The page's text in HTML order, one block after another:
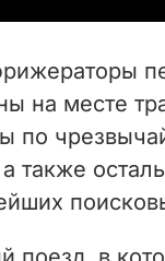
на месте
по
а также